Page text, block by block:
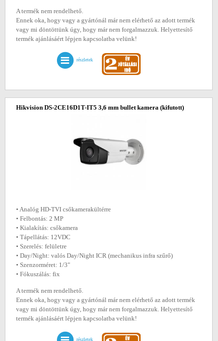
A termék nem rendelhető.
Ennek oka, hogy vagy a gyártónál már nem elérhető az adott termék
vagy mi döntöttünk úgy, hogy már nem forgalmazzuk. Helyettesítő
termék ajánlásáért lépjen kapcsolatba velünk!
részletek
Hikvision DS-2CE16D1T-IT5 3,6 mm bullet kamera (kifutott)
• Analóg HD-TVI csőkamerakültérre
• Felbontás: 2 MP
• Kialakítás: csőkamera
• Tápellátás: 12VDC
• Szerelés: felületre
• Day/Night: valós Day/Night ICR (mechanikus infra szűrő)
• Szenzorméret: 1/3"
• Fókuszálás: fix
A termék nem rendelhető.
Ennek oka, hogy vagy a gyártónál már nem elérhető az adott termék
vagy mi döntöttünk úgy, hogy már nem forgalmazzuk. Helyettesítő
termék ajánlásáért lépjen kapcsolatba velünk!
részletek